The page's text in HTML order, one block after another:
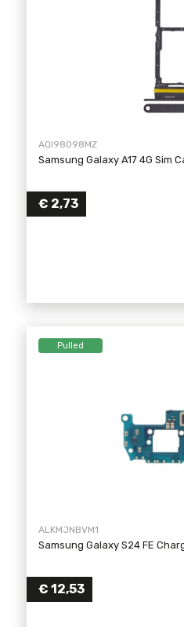
AQI98098MZ
Samsung Galaxy A17 4G Sim
€ 2,73
Pulled
ALKMJNBVM1
Samsung Galaxy S24 FE
€ 12,53